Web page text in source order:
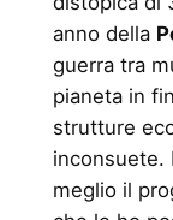
anno della
guerra tra
pianeta in
strutture
inconsuete.
meglio il